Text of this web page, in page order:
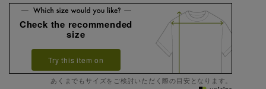
Check the recommended
size
Try this item on
あくまでもサイズをご検討いただく際の目安となります。